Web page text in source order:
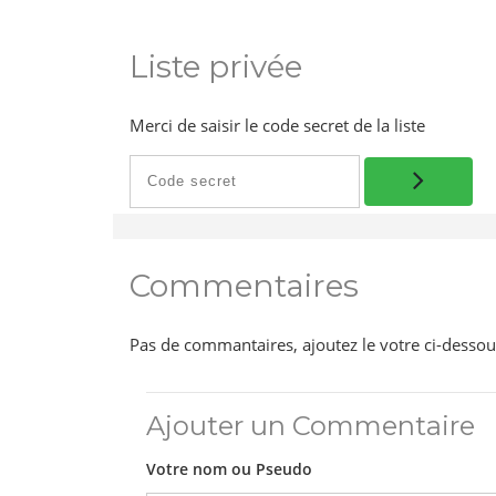
Liste privée
Merci de saisir le code secret de la liste
Commentaires
Pas de commantaires, ajoutez le votre ci-
Ajouter un Commentaire
Votre nom ou Pseudo